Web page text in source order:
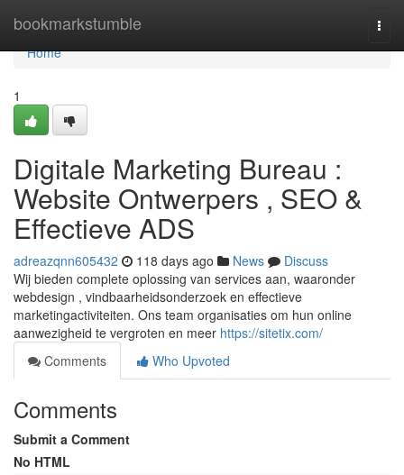
bookmarkstumble
Home
Home
1
Digitale Marketing Bureau :
Website Ontwerpers , SEO &
Effectieve ADS
adreazqnn605432 118 days ago News
Discuss
Wij bieden complete oplossing van services aan, waaronder
webdesign , vindbaarheidsonderzoek en effectieve
marketingactiviteiten. Ons team organisaties om hun online
aanwezigheid te vergroten en meer https://sitetix.com/
Comments
Who Upvoted
Comments
Submit a Comment
No HTML